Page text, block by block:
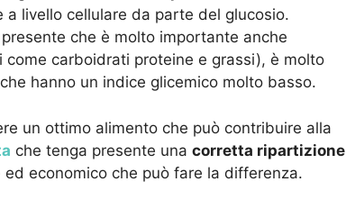
a livello cellulare da parte del glucosio.
che è molto importante anche
come carboidrati proteine e grassi), è molto
hanno un indice glicemico molto basso.
un ottimo alimento che può contribuire alla
che tenga presente una corretta ripartizione
economico che può fare la differenza.